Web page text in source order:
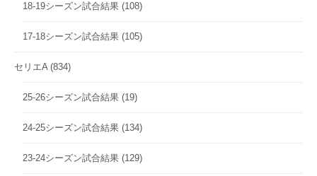
18-19シーズン試合結果 (108)
17-18シーズン試合結果 (105)
セリエA(834)
25-26シーズン試合結果 (19)
24-25シーズン試合結果 (134)
23-24シーズン試合結果 (129)